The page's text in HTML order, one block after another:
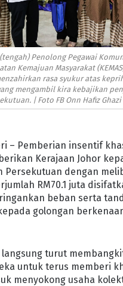
Penolong Pegawai
Kemajuan Masyarakat
rasa syukur atas
mengambil kira kebajikan
| Foto FB Onn Hafiz Ghazi
– Pemberian insentif
Kerajaan Johor
Persekutuan dengan
RM70.1 juta
beban serta
golongan
langsung turut
untuk terus memberi
menyokong usaha